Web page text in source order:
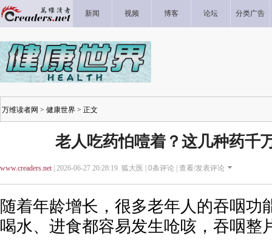
新闻 视频 博客 论坛 分类广告
万维读者网 > 健康世界 > 正文
老人吃药怕噎着？这几种药千
www.creaders.net| 2026-06-27 20:28:19 狐大医 | 0条评论 | 查看/发表评论
随着年龄增长，很多老年人的吞咽功
喝水、进食都容易发生呛咳，吞咽整